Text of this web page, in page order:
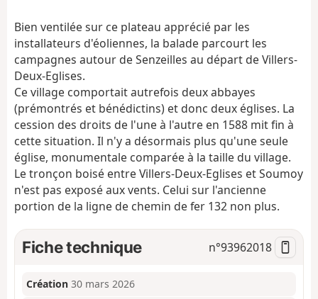
a
n
Bien ventilée sur ce plateau apprécié par les
installateurs d'éoliennes, la balade parcourt les
campagnes autour de Senzeilles au départ de Villers-
Deux-Eglises.
Ce village comportait autrefois deux abbayes
(prémontrés et bénédictins) et donc deux églises. La
cession des droits de l'une à l'autre en 1588 mit fin à
cette situation. Il n'y a désormais plus qu'une seule
église, monumentale comparée à la taille du village.
Le tronçon boisé entre Villers-Deux-Eglises et Soumoy
n'est pas exposé aux vents. Celui sur l'ancienne
portion de la ligne de chemin de fer 132 non plus.
Fiche technique n°93962018
Création 30 mars 2026